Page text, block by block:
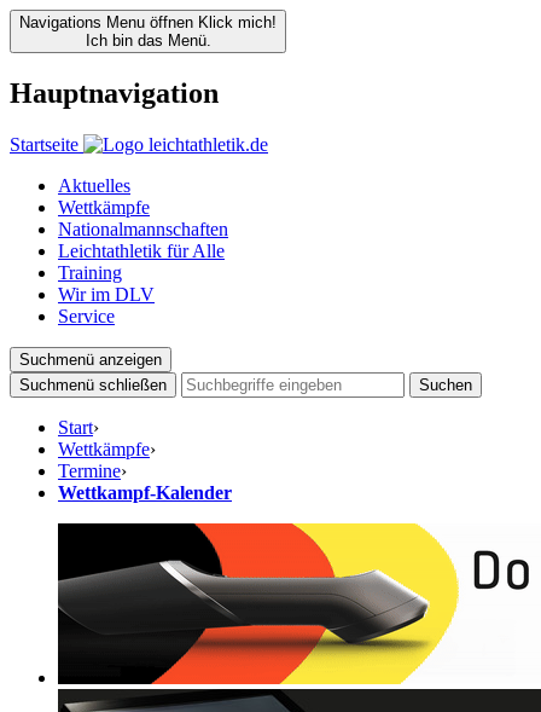
Navigations Menu öffnen Klick mich!
Ich bin das Menü.
Hauptnavigation
Startseite
Aktuelles
Wettkämpfe
Nationalmannschaften
Leichtathletik für Alle
Training
Wir im DLV
Service
Suchmenü anzeigen
Suchmenü schließen
Suchen
Start›
Wettkämpfe›
Termine›
Wettkampf-Kalender